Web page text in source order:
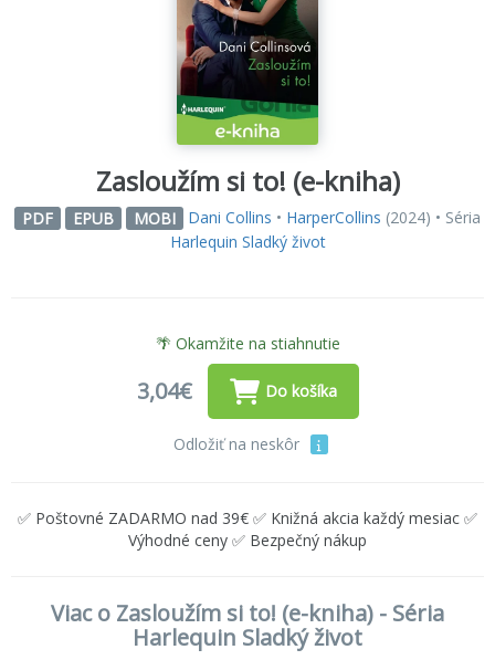
Zasloužím si to! (e-kniha)
PDF EPUB MOBI Dani Collins • HarperCollins (2024) • Séria
Harlequin Sladký život
🌴 Okamžite na stiahnutie
3,04€ Do košíka
Odložiť na neskôr
✅ Poštovné ZADARMO nad 39€ ✅ Knižná akcia každý mesiac ✅
Výhodné ceny ✅ Bezpečný nákup
Viac o Zasloužím si to! (e-kniha) - Séria
Harlequin Sladký život